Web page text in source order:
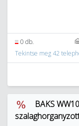
0 db.
Tekintse meg 42
BAKS